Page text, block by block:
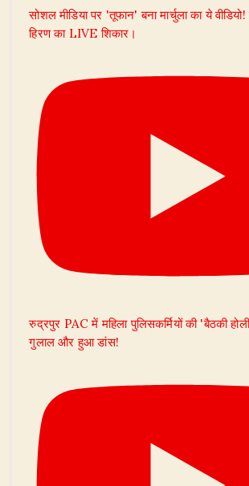
सोशल मीडिया पर 'तूफान' बना मार्चुला का ये
हिरण का LIVE शिकार।
रुद्रपुर PAC में महिला पुलिसकर्मियों की 'बैठकी
गुलाल और हुआ डांस!